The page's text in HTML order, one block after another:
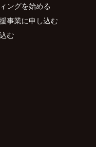
ングを始める
事業に申し込む
む